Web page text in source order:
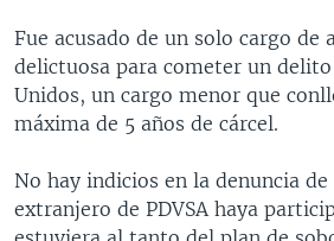
Fue acusado de un solo cargo de
delictuosa para cometer un
Unidos, un cargo menor que
máxima de 5 años de cárcel.
No hay indicios en la denuncia
extranjero de PDVSA haya